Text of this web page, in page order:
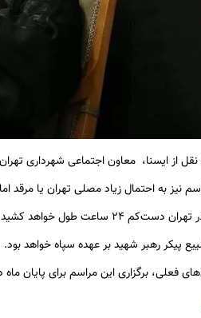
از ایسنا، معاون اجتماعی شهرداری
نیز به احتمال زیاد مصلی تهران یا مرقد
۲۴ ساعت طول خواهد کشید .
پیکر رهبر شهید بر عهده سپاه خواهد بود.
فعلی، برگزاری این مراسم برای پایان